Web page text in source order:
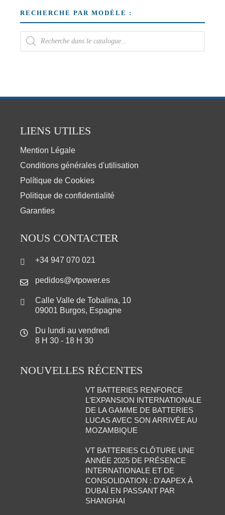
RECHERCHE PAR MODÈLE :
LIENS UTILES
Mention Légale
Conditions générales d'utilisation
Polítique de Cookies
Politique de confidentialité
Garanties
NOUS CONTACTER
+34 947 070 021
pedidos@vtpower.es
Calle Valle de Tobalina, 10
09001 Burgos, Espagne
Du lundi au vendredi
8 H 30 - 18 H 30
NOUVELLES RÉCENTES
VT BATTERIES RENFORCE
L'EXPANSION INTERNATIONALE
DE LA GAMME DE BATTERIES
LUCAS AVEC SON ARRIVÉE AU
MOZAMBIQUE
VT BATTERIES CLÔTURE UNE
ANNÉE 2025 DE PRÉSENCE
INTERNATIONALE ET DE
CONSOLIDATION : D'AAPEX À
DUBAÏ EN PASSANT PAR
SHANGHAI